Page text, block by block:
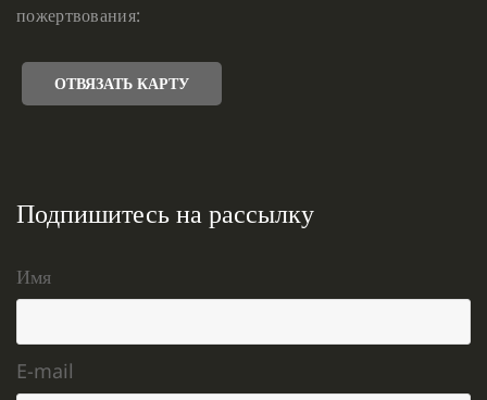
пожертвования:
ОТВЯЗАТЬ КАРТУ
Подпишитесь на рассылку
Имя
E-mail